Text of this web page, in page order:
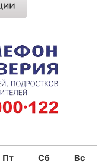
Пт Сб Вс